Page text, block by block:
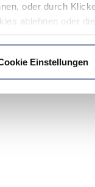
oder durch
ablehnen oder
Einstellungen